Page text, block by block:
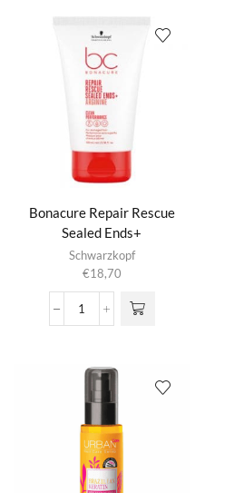
Kit
aantal
Bonacure Repair Rescue
Sealed Ends+
Schwarzkopf
€18,70
Bonacure
Sealed
Ends+
aantal